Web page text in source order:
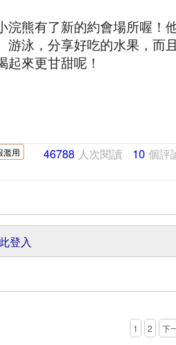
浣熊有了新的約會場所喔！
游泳，分享好吃的水果，而
來更甘甜呢！
濫用 46788 人次閱讀 10 個評
登入
1 2 下